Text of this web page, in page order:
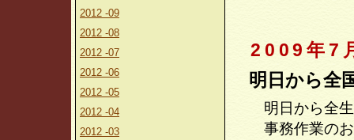
2012 -09
2012 -08
2012 -07
2012 -06
2012 -05
2012 -04
2012 -03
2009年7
明日から全
明日から全
事務作業のお